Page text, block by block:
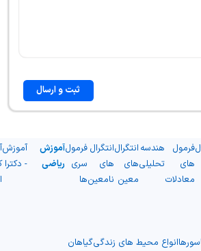
ثبت و ارسال
فرمول
های
معادلات
هندسه
تحلیلی
انتگرال
های
معین
انتگرال
های
نامعین
فرمول
سری
ها
آموزش
ریاضی
آموزش
- دکترا
انواع محیط های زندگیگیاهان